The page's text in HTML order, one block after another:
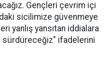
Gençleri çevrim içi
sicilimize güvenmeye
yanlış yansıtan iddialara
sürdüreceğiz" ifadelerini